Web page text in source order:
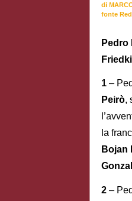
di
fonte
Pedro
1 –
Peirò,
la
Bojan
2 –